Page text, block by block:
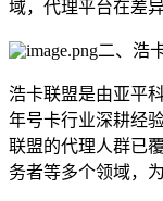
域，代理平台在差
二、浩
浩卡联盟是由亚平
年号卡行业深耕经
联盟的代理人群已
务者等多个领域，